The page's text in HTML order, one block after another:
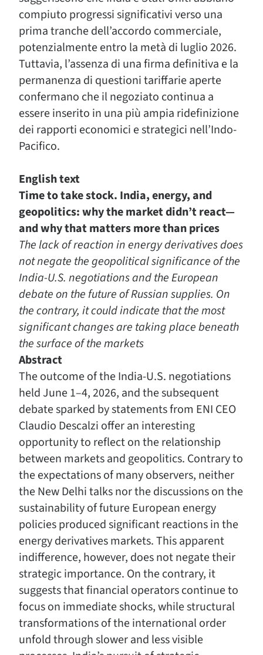
compiuto progressi significativi verso una
prima tranche dell’accordo commerciale,
potenzialmente entro la metà di luglio 2026.
Tuttavia, l’assenza di una firma definitiva e la
permanenza di questioni tariffarie aperte
confermano che il negoziato continua a
essere inserito in una più ampia ridefinizione
dei rapporti economici e strategici nell’Indo-
Pacifico.
English text
Time to take stock. India, energy, and
geopolitics: why the market didn’t react—
and why that matters more than prices
The lack of reaction in energy derivatives does
not negate the geopolitical significance of the
India-U.S. negotiations and the European
debate on the future of Russian supplies. On
the contrary, it could indicate that the most
significant changes are taking place beneath
the surface of the markets
Abstract
The outcome of the India-U.S. negotiations
held June 1–4, 2026, and the subsequent
debate sparked by statements from ENI CEO
Claudio Descalzi offer an interesting
opportunity to reflect on the relationship
between markets and geopolitics. Contrary to
the expectations of many observers, neither
the New Delhi talks nor the discussions on the
sustainability of future European energy
policies produced significant reactions in the
energy derivatives markets. This apparent
indifference, however, does not negate their
strategic importance. On the contrary, it
suggests that financial operators continue to
focus on immediate shocks, while structural
transformations of the international order
unfold through slower and less visible